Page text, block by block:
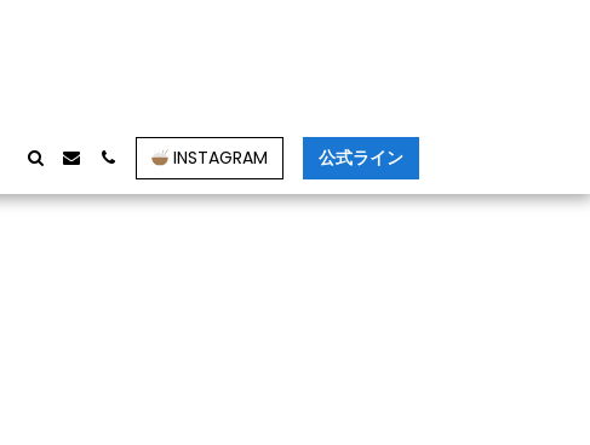
INSTAGRAM 公式ライン